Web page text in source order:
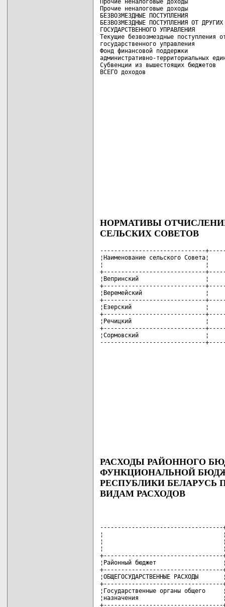
Прочие неналоговые доходы
БЕЗВОЗМЕЗДНЫЕ ПОСТУПЛЕНИЯ
БЕЗВОЗМЕЗДНЫЕ ПОСТУПЛЕНИЯ ОТ
ГОСУДАРСТВЕННОГО
Текущие безвозмездные поступления
государственного
Фонд финансовой поддержки
административно-
Субвенции из вышестоящих
ВСЕГО доходов
НОРМАТИВЫ
СЕЛЬСКИХ СОВЕТОВ
------------------------------
¦Наименование сельского
¦                             ¦
+-----------------------------
¦Вепринский
+-----------------------------
¦Веремейский
+-----------------------------
¦Езерский                     ¦
+-----------------------------
¦Речицкий                     ¦
+-----------------------------
¦Сормовский
------------------------------
РАСХОДЫ РАЙОННОГО
ФУНКЦИОНАЛЬНОЙ
РЕСПУБЛИКИ БЕЛАРУСЬ
ВИДАМ РАСХОДОВ
-----------------------------------
¦
¦                                  ¦
¦                                  ¦
+----------------------------------
¦Районный бюджет
+----------------------------------
¦ОБЩЕГОСУДАРСТВЕННЫЕ РАСХОДЫ
+----------------------------------
¦Государственные органы
¦назначения
+----------------------------------